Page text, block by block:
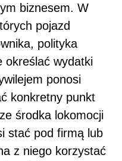
biznesem. W
pojazd
polityka
określać wydatki
ponosi
konkretny punkt
środka lokomocji
stać pod firmą lub
z niego korzystać